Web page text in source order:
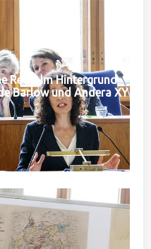
Rede. Im Hintergrund
Barlow und Andera XY